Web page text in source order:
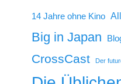
14 Jahre ohne Kino
Big in Japan
CrossCast Der